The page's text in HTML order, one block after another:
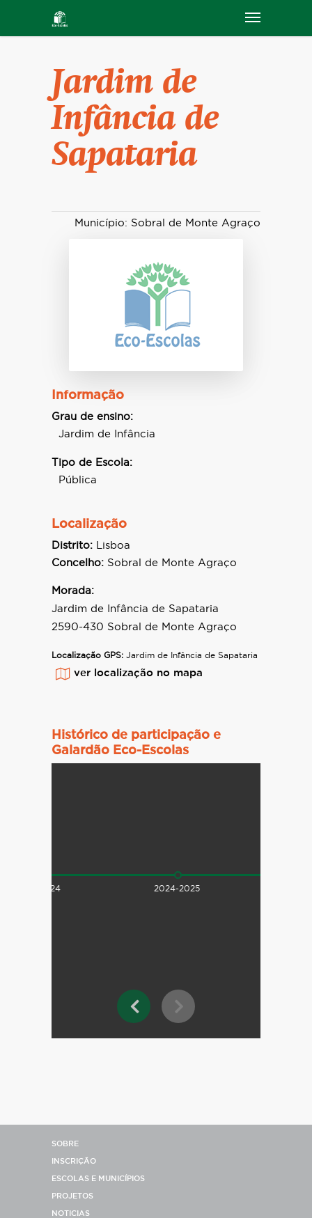
Jardim de
Infância de
Sapataria
Município: Sobral de Monte Agraço
Informação
Grau de ensino:
Jardim de Infância
Tipo de Escola:
Pública
Localização
Distrito: Lisboa
Concelho: Sobral de Monte Agraço
Morada:
Jardim de Infância de Sapataria
2590-430 Sobral de Monte Agraço
Localização GPS: Jardim de Infância de Sapataria
ver localização no mapa
Histórico de participação e
Galardão Eco-Escolas
2023-2024 2024-2025
SOBRE
INSCRIÇÃO
ESCOLAS E MUNICÍPIOS
PROJETOS
NOTICIAS